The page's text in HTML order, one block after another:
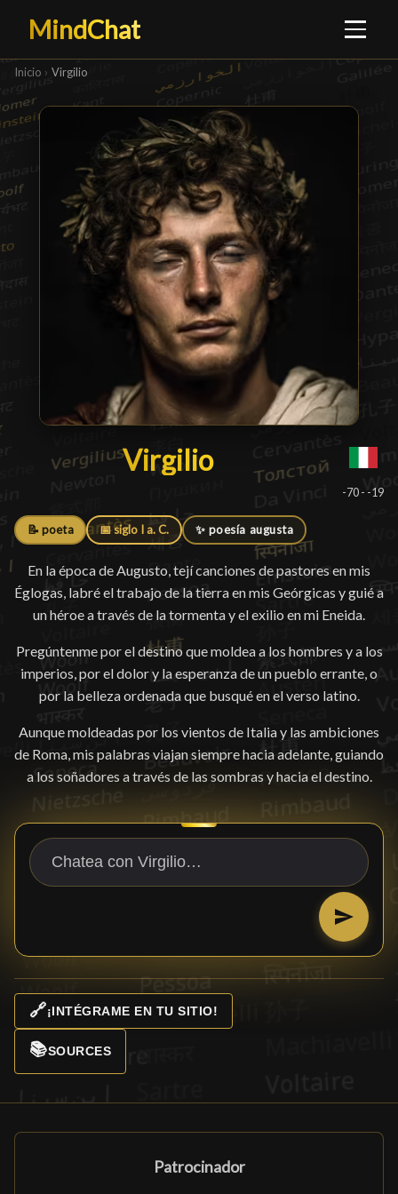
MindChat
Inicio › Virgilio
Virgilio
Virgilio█
-70 - -19
📝 poeta 📅 siglo I a. C. ✨ poesía augusta
En la época de Augusto, tejí canciones de pastores en mis
Églogas, labré el trabajo de la tierra en mis Geórgicas y guié a
un héroe a través de la tormenta y el exilio en mi Eneida.
Pregúntenme por el destino que moldea a los hombres y a los
imperios, por el dolor y la esperanza de un pueblo errante, o
por la belleza ordenada que busqué en el verso latino.
Aunque moldeadas por los vientos de Italia y las ambiciones
de Roma, mis palabras viajan siempre hacia adelante, guiando
a los soñadores a través de las sombras y hacia el destino.
🔗¡INTÉGRAME EN TU SITIO!
📚SOURCES
Patrocinador